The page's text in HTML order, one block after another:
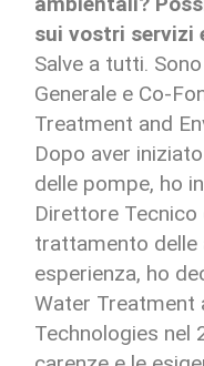
sui vostri servizi
Salve a tutti.
Generale e Co-
Treatment and
Dopo aver
delle pompe, ho
Direttore Tecnico
trattamento delle
esperienza, ho
Water Treatment
Technologies nel